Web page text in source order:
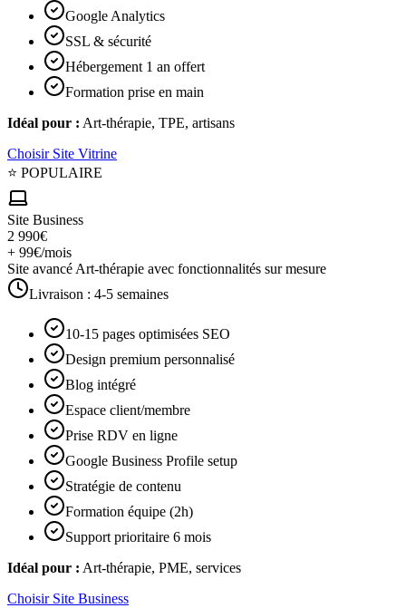
Google Analytics
SSL & sécurité
Hébergement 1 an offert
Formation prise en main
Idéal pour : Art-thérapie, TPE, artisans
Choisir Site Vitrine
⭐ POPULAIRE
Site Business
2 990€
+ 99€/mois
Site avancé Art-thérapie avec fonctionnalités sur mesure
Livraison : 4-5 semaines
10-15 pages optimisées SEO
Design premium personnalisé
Blog intégré
Espace client/membre
Prise RDV en ligne
Google Business Profile setup
Stratégie de contenu
Formation équipe (2h)
Support prioritaire 6 mois
Idéal pour : Art-thérapie, PME, services
Choisir Site Business